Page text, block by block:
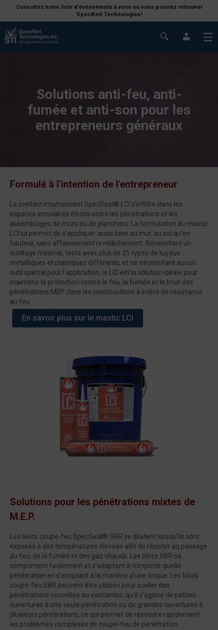
Consultez notre liste d’événements à venir où vous pourrez retrouver
Specified Technologies!
Solutions anti-feu, anti-
fumée et anti-son pour les
entrepreneurs généraux
Formulé à l'intention de l'entrepreneur
Le scellant intumescent SpecSeal® LCI s'infiltre dans les
espaces annulaires étroits entre les pénétrations et les
assemblages de murs ou de planchers. La formulation du mastic
LCI lui permet de s'appliquer aussi bien au mur, au sol qu'en
hauteur, sans affaissement ni relâchement. Nécessitant un
outillage minimal, testé avec plus de 25 types de tuyaux
métalliques et plastiques différents, et ne nécessitant aucun
outil spécial pour l'application, le LCI est la solution idéale pour
maintenir la protection contre le feu, la fumée et le bruit des
pénétrations MEP dans les constructions à indice de résistance
au feu.
En savoir plus sur le mastic LCI
Solutions pour les pénétrations mixtes de
M.E.P.
Les blocs coupe-feu SpecSeal® SBR se dilatent lorsqu'ils sont
exposés à des températures élevées afin de résister au passage
du feu, de la fumée et des gaz chauds. Les blocs SBR se
compriment facilement et s'adaptent à n'importe quelle
pénétration en s'empilant à la manière d'une brique. Les blocs
coupe-feu SBR peuvent être utilisés pour sceller des
pénétrations nouvelles ou existantes, qu'il s'agisse de petites
ouvertures à une seule pénétration ou de grandes ouvertures à
plusieurs pénétrations, ce qui permet de résoudre rapidement
les problèmes complexes de coupe-feu de pénétration.